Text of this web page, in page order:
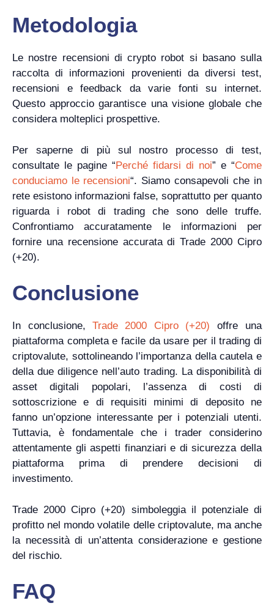
Metodologia
Le nostre recensioni di crypto robot si basano sulla
raccolta di informazioni provenienti da diversi test,
recensioni e feedback da varie fonti su internet.
Questo approccio garantisce una visione globale che
considera molteplici prospettive.
Per saperne di più sul nostro processo di test,
consultate le pagine “Perché fidarsi di noi” e “Come
conduciamo le recensioni“. Siamo consapevoli che in
rete esistono informazioni false, soprattutto per quanto
riguarda i robot di trading che sono delle truffe.
Confrontiamo accuratamente le informazioni per
fornire una recensione accurata di Trade 2000 Cipro
(+20).
Conclusione
In conclusione, Trade 2000 Cipro (+20) offre una
piattaforma completa e facile da usare per il trading di
criptovalute, sottolineando l’importanza della cautela e
della due diligence nell’auto trading. La disponibilità di
asset digitali popolari, l’assenza di costi di
sottoscrizione e di requisiti minimi di deposito ne
fanno un’opzione interessante per i potenziali utenti.
Tuttavia, è fondamentale che i trader considerino
attentamente gli aspetti finanziari e di sicurezza della
piattaforma prima di prendere decisioni di
investimento.
Trade 2000 Cipro (+20) simboleggia il potenziale di
profitto nel mondo volatile delle criptovalute, ma anche
la necessità di un’attenta considerazione e gestione
del rischio.
FAQ